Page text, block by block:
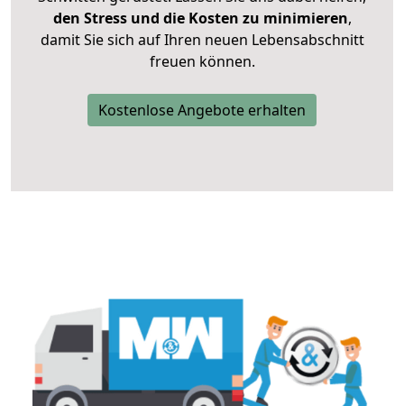
den Stress und die Kosten zu minimieren,
damit Sie sich auf Ihren neuen Lebensabschnitt
freuen können.
Kostenlose Angebote erhalten